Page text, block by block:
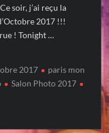
soir, j’ai reçu la
2017 !!!
! Tonight …
2017
paris mon
Salon Photo 2017